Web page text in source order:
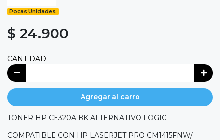
Pocas Unidades.
$ 24.900
CANTIDAD
Agregar al carro
TONER HP CE320A BK ALTERNATIVO LOGIC
COMPATIBLE CON HP LASERJET PRO CM1415FNW/